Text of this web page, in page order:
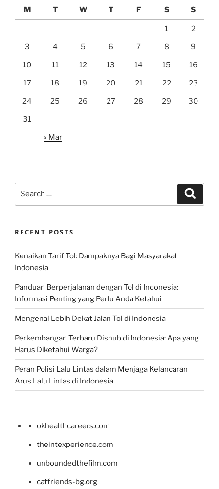
M
T W T F S S
1 2
3 4 5 6 7 8 9
10 11 12 13 14 15 16
17 18 19 20 21 22 23
24 25 26 27 28 29 30
31
« Mar
RECENT POSTS
Kenaikan Tarif Tol: Dampaknya Bagi Masyarakat
Indonesia
Panduan Berperjalanan dengan Tol di Indonesia:
Informasi Penting yang Perlu Anda Ketahui
Mengenal Lebih Dekat Jalan Tol di Indonesia
Perkembangan Terbaru Dishub di Indonesia: Apa yang
Harus Diketahui Warga?
Peran Polisi Lalu Lintas dalam Menjaga Kelancaran
Arus Lalu Lintas di Indonesia
okhealthcareers.com
theintexperience.com
unboundedthefilm.com
catfriends-bg.org